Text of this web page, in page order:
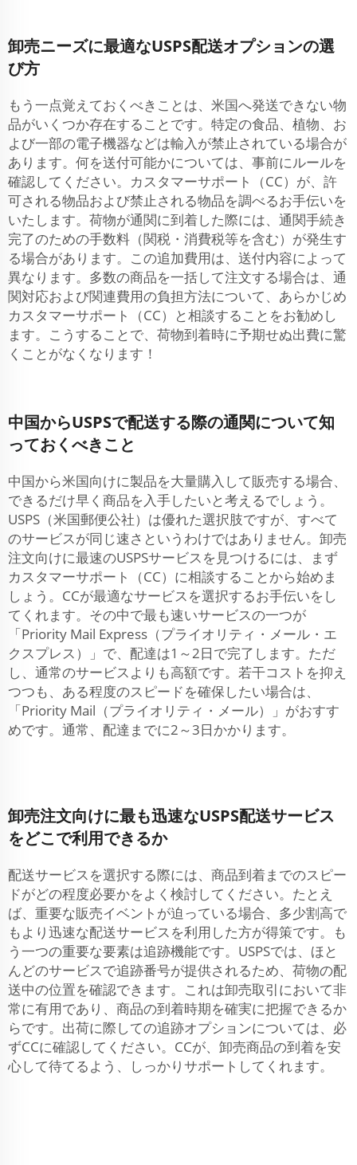
卸売ニーズに最適なUSPS配送オプションの選
び方
もう一点覚えておくべきことは、米国へ発送できない物
品がいくつか存在することです。特定の食品、植物、お
よび一部の電子機器などは輸入が禁止されている場合が
あります。何を送付可能かについては、事前にルールを
確認してください。カスタマーサポート（CC）が、許
可される物品および禁止される物品を調べるお手伝いを
いたします。荷物が通関に到着した際には、通関手続き
完了のための手数料（関税・消費税等を含む）が発生す
る場合があります。この追加費用は、送付内容によって
異なります。多数の商品を一括して注文する場合は、通
関対応および関連費用の負担方法について、あらかじめ
カスタマーサポート（CC）と相談することをお勧めし
ます。こうすることで、荷物到着時に予期せぬ出費に驚
くことがなくなります！
中国からUSPSで配送する際の通関について知
っておくべきこと
中国から米国向けに製品を大量購入して販売する場合、
できるだけ早く商品を入手したいと考えるでしょう。
USPS（米国郵便公社）は優れた選択肢ですが、すべて
のサービスが同じ速さというわけではありません。卸売
注文向けに最速のUSPSサービスを見つけるには、まず
カスタマーサポート（CC）に相談することから始めま
しょう。CCが最適なサービスを選択するお手伝いをし
てくれます。その中で最も速いサービスの一つが
「Priority Mail Express（プライオリティ・メール・エ
クスプレス）」で、配達は1～2日で完了します。ただ
し、通常のサービスよりも高額です。若干コストを抑え
つつも、ある程度のスピードを確保したい場合は、
「Priority Mail（プライオリティ・メール）」がおすす
めです。通常、配達までに2～3日かかります。
卸売注文向けに最も迅速なUSPS配送サービス
をどこで利用できるか
配送サービスを選択する際には、商品到着までのスピー
ドがどの程度必要かをよく検討してください。たとえ
ば、重要な販売イベントが迫っている場合、多少割高で
もより迅速な配送サービスを利用した方が得策です。も
う一つの重要な要素は追跡機能です。USPSでは、ほと
んどのサービスで追跡番号が提供されるため、荷物の配
送中の位置を確認できます。これは卸売取引において非
常に有用であり、商品の到着時期を確実に把握できるか
らです。出荷に際しての追跡オプションについては、必
ずCCに確認してください。CCが、卸売商品の到着を安
心して待てるよう、しっかりサポートしてくれます。